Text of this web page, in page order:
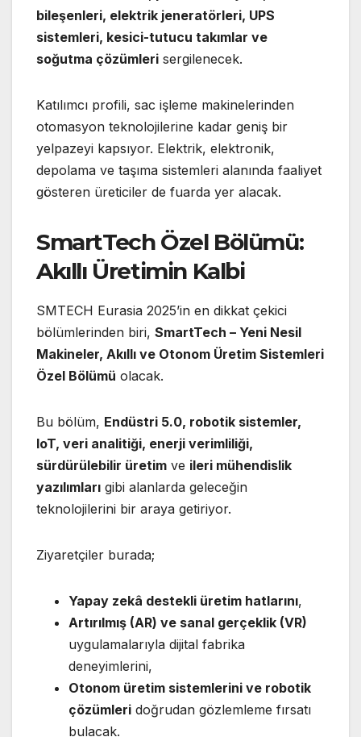
bileşenleri, elektrik jeneratörleri, UPS
sistemleri, kesici-tutucu takımlar ve
soğutma çözümleri sergilenecek.
Katılımcı profili, sac işleme makinelerinden
otomasyon teknolojilerine kadar geniş bir
yelpazeyi kapsıyor. Elektrik, elektronik,
depolama ve taşıma sistemleri alanında faaliyet
gösteren üreticiler de fuarda yer alacak.
SmartTech Özel Bölümü:
Akıllı Üretimin Kalbi
SMTECH Eurasia 2025’in en dikkat çekici
bölümlerinden biri, SmartTech – Yeni Nesil
Makineler, Akıllı ve Otonom Üretim Sistemleri
Özel Bölümü olacak.
Bu bölüm, Endüstri 5.0, robotik sistemler,
IoT, veri analitiği, enerji verimliliği,
sürdürülebilir üretim ve ileri mühendislik
yazılımları gibi alanlarda geleceğin
teknolojilerini bir araya getiriyor.
Ziyaretçiler burada;
Yapay zekâ destekli üretim hatlarını,
Artırılmış (AR) ve sanal gerçeklik (VR)
uygulamalarıyla dijital fabrika
deneyimlerini,
Otonom üretim sistemlerini ve robotik
çözümleri doğrudan gözlemleme fırsatı
bulacak.